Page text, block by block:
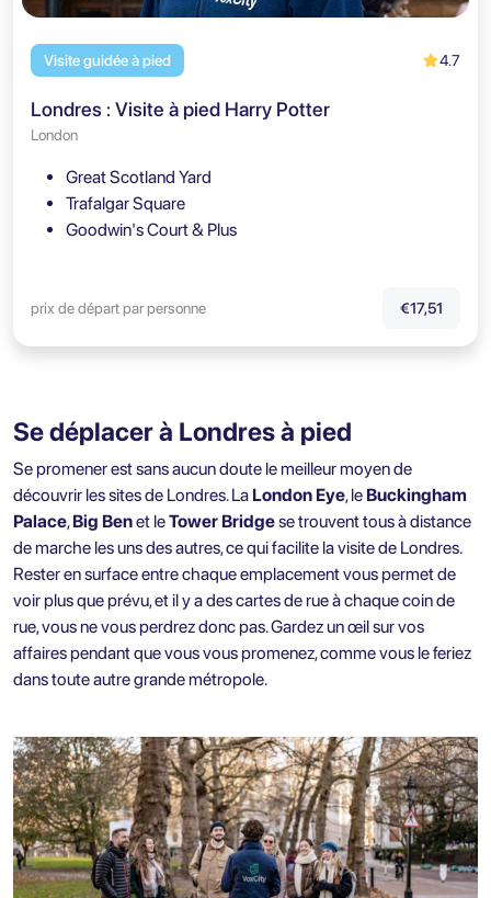
Visite guidée à pied 4.7
Londres : Visite à pied Harry Potter
London
Great Scotland Yard
Trafalgar Square
Goodwin's Court & Plus
prix de départ par personne €17,51
Se déplacer à Londres à pied
Se promener est sans aucun doute le meilleur moyen de
découvrir les sites de Londres. La London Eye, le Buckingham
Palace,Big Benet leTower Bridgese trouvent tous à distance
de marche les uns des autres, ce qui facilite la visite de Londres.
Rester en surface entre chaque emplacement vous permet de
voir plus que prévu, et il y a des cartes de rue à chaque coin de
rue, vous ne vous perdrez donc pas. Gardez un œil sur vos
affaires pendant que vous vous promenez, comme vous le feriez
dans toute autre grande métropole.